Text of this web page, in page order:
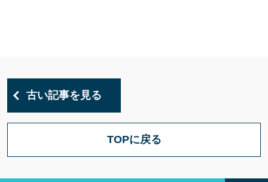
古い記事を見る
TOPに戻る